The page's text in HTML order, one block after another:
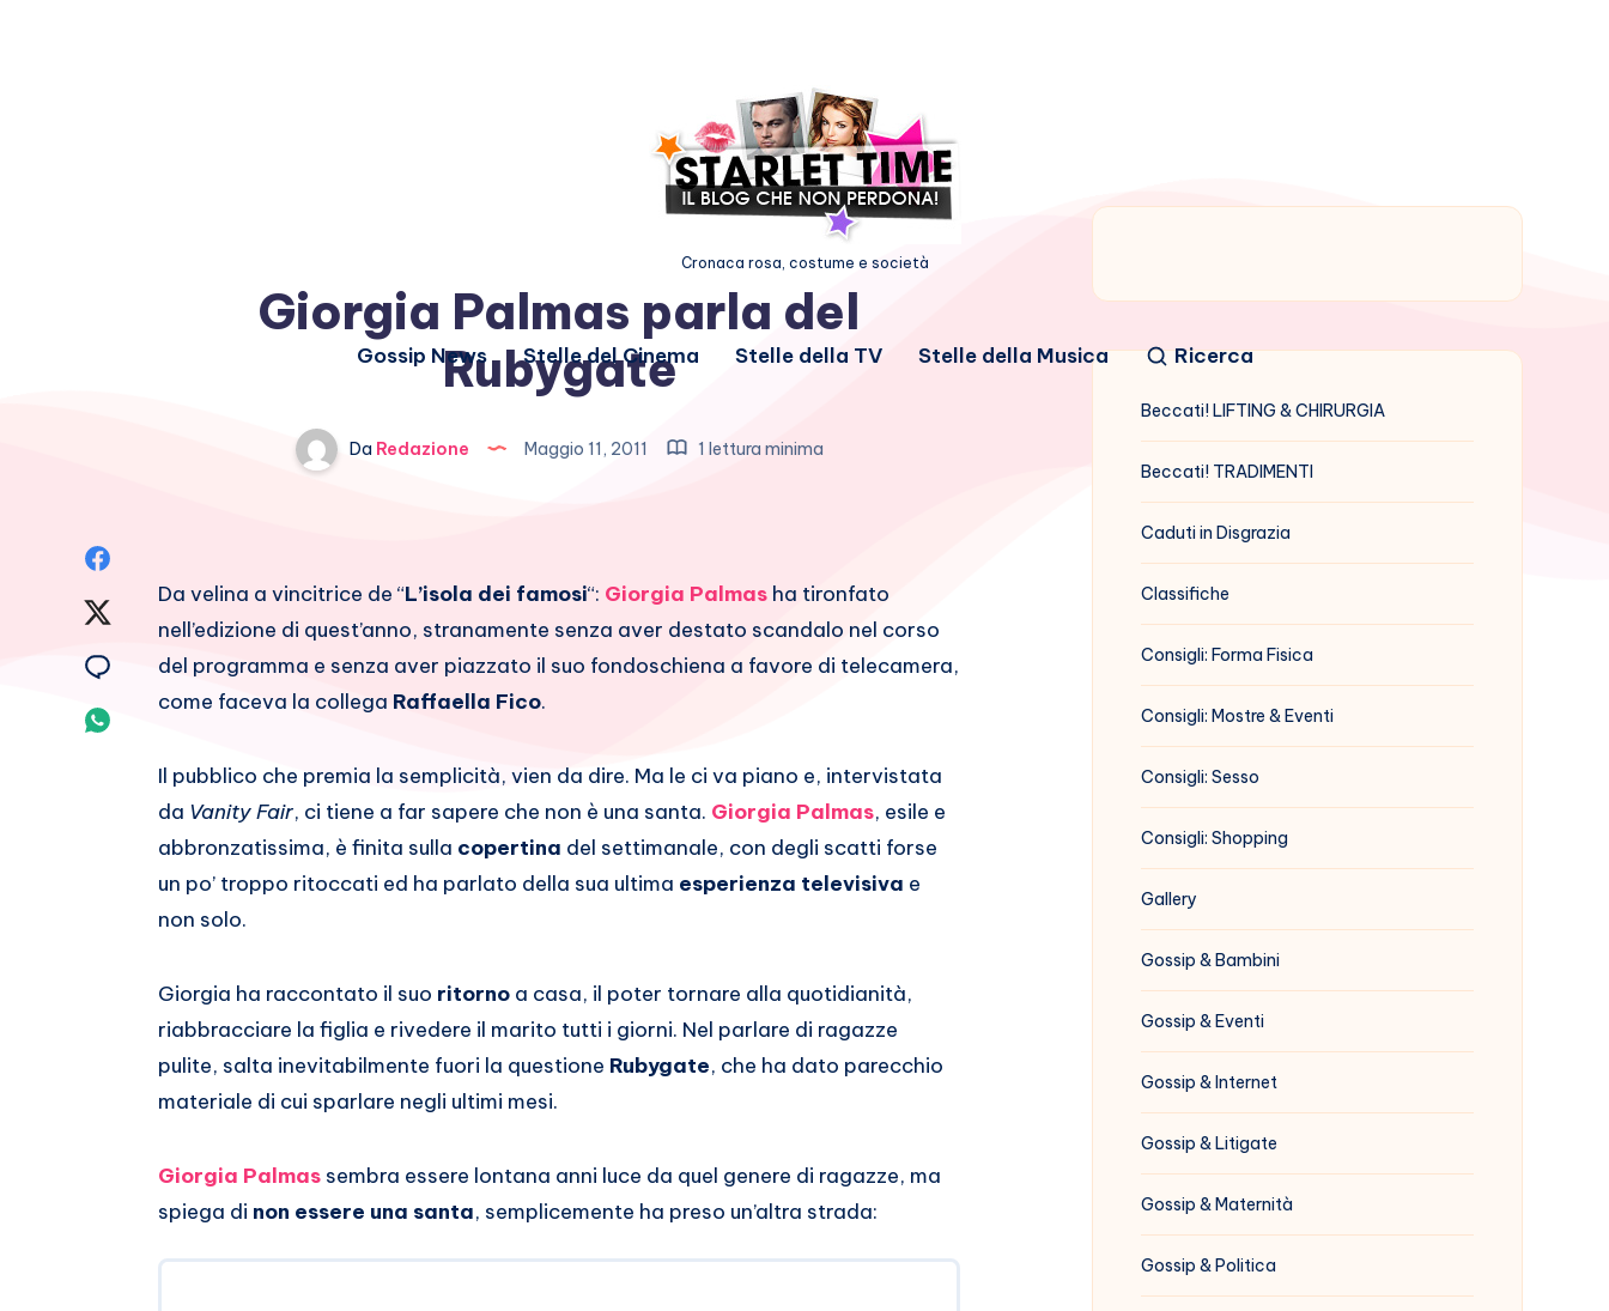
Cronaca rosa, costume e società
Gossip News Stelle del Cinema Stelle della TV Stelle della Musica Ricerca
Giorgia Palmas parla del
Rubygate
Da Redazione Maggio 11, 2011 1 lettura minima
Facebook
Twitter
Condividi
Whatsapp
Da velina a vincitrice de “L’isola dei famosi“: Giorgia Palmas ha tironfato
nell’edizione di quest’anno, stranamente senza aver destato scandalo nel corso
del programma e senza aver piazzato il suo fondoschiena a favore di telecamera,
come faceva la collega Raffaella Fico.
Il pubblico che premia la semplicità, vien da dire. Ma le ci va piano e, intervistata
da Vanity Fair, ci tiene a far sapere che non è una santa. Giorgia Palmas, esile e
abbronzatissima, è finita sulla copertina del settimanale, con degli scatti forse
un po’ troppo ritoccati ed ha parlato della sua ultima esperienza televisiva e
non solo.
Giorgia ha raccontato il suo ritorno a casa, il poter tornare alla quotidianità,
riabbracciare la figlia e rivedere il marito tutti i giorni. Nel parlare di ragazze
pulite, salta inevitabilmente fuori la questione Rubygate, che ha dato parecchio
materiale di cui sparlare negli ultimi mesi.
Giorgia Palmas sembra essere lontana anni luce da quel genere di ragazze, ma
spiega di non essere una santa, semplicemente ha preso un’altra strada:
Beccati! LIFTING & CHIRURGIA
Beccati! TRADIMENTI
Caduti in Disgrazia
Classifiche
Consigli: Forma Fisica
Consigli: Mostre & Eventi
Consigli: Sesso
Consigli: Shopping
Gallery
Gossip & Bambini
Gossip & Eventi
Gossip & Internet
Gossip & Litigate
Gossip & Maternità
Gossip & Politica